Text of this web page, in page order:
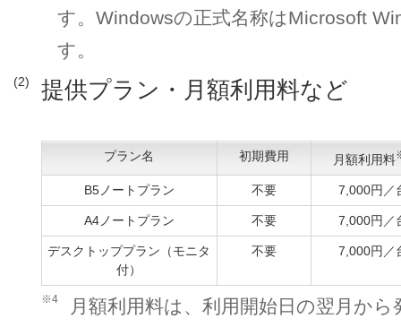
す。Windowsの正式名称はMicrosoft
す。
(2) 提供プラン・月額利用料など
プラン名 初期費用 月額利用料
B5ノートプラン 不要 7,000円／
A4ノートプラン 不要 7,000円／
デスクトッププラン（モニタ
付）
不要 7,000円／
※4
月額利用料は、利用開始日の翌月か